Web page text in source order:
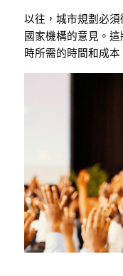
以往，城市規劃必
國家機構的意見。
時所需的時間和成本